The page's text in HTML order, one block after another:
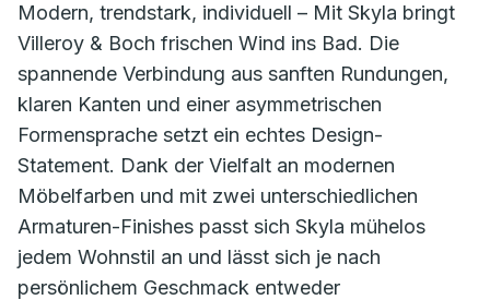
Modern, trendstark, individuell – Mit Skyla bringt
Villeroy & Boch frischen Wind ins Bad. Die
spannende Verbindung aus sanften Rundungen,
klaren Kanten und einer asymmetrischen
Formensprache setzt ein echtes Design-
Statement. Dank der Vielfalt an modernen
Möbelfarben und mit zwei unterschiedlichen
Armaturen-Finishes passt sich Skyla mühelos
jedem Wohnstil an und lässt sich je nach
persönlichem Geschmack entweder